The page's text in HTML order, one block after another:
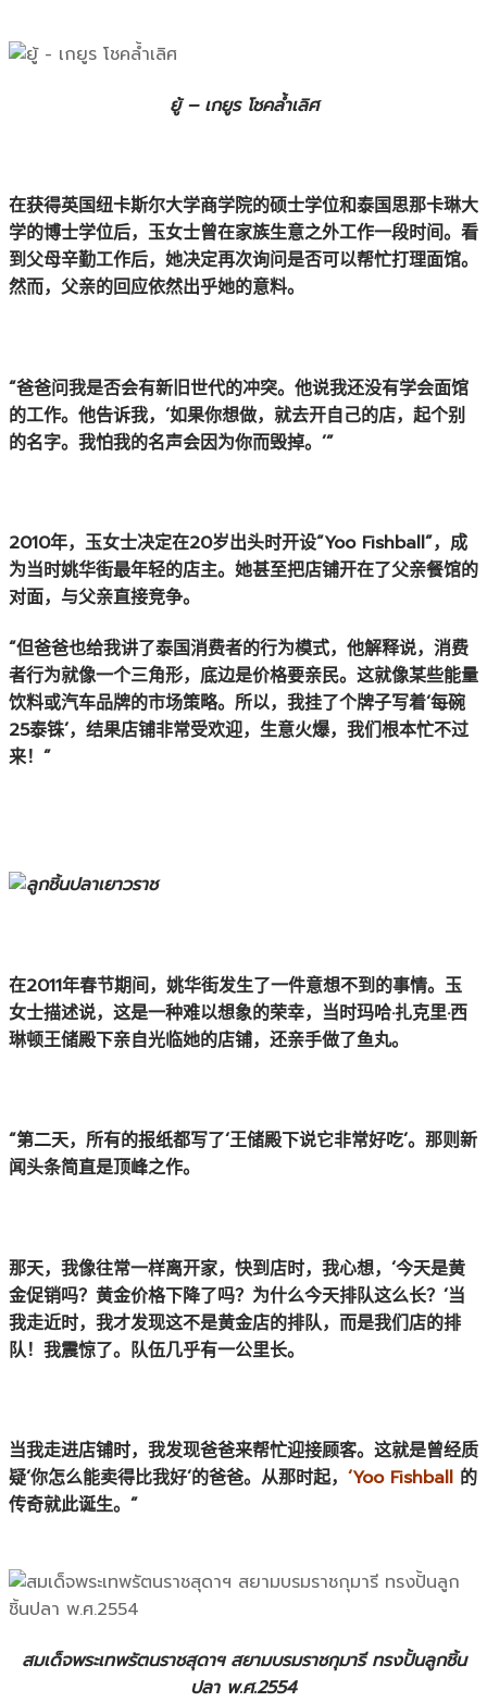
ยู้ – เกยูร โชคล้ำเลิศ
在获得英国纽卡斯尔大学商学院的硕士学位和泰国思那卡琳大
学的博士学位后，玉女士曾在家族生意之外工作一段时间。看
到父母辛勤工作后，她决定再次询问是否可以帮忙打理面馆。
然而，父亲的回应依然出乎她的意料。
“爸爸问我是否会有新旧世代的冲突。他说我还没有学会面馆
的工作。他告诉我，‘如果你想做，就去开自己的店，起个别
的名字。我怕我的名声会因为你而毁掉。’”
2010年，玉女士决定在20岁出头时开设“Yoo Fishball”，成
为当时姚华街最年轻的店主。她甚至把店铺开在了父亲餐馆的
对面，与父亲直接竞争。
“但爸爸也给我讲了泰国消费者的行为模式，他解释说，消费
者行为就像一个三角形，底边是价格要亲民。这就像某些能量
饮料或汽车品牌的市场策略。所以，我挂了个牌子写着‘每碗
25泰铢’，结果店铺非常受欢迎，生意火爆，我们根本忙不过
来！”
在2011年春节期间，姚华街发生了一件意想不到的事情。玉
女士描述说，这是一种难以想象的荣幸，当时玛哈·扎克里·西
琳顿王储殿下亲自光临她的店铺，还亲手做了鱼丸。
“第二天，所有的报纸都写了‘王储殿下说它非常好吃’。那则新
闻头条简直是顶峰之作。
那天，我像往常一样离开家，快到店时，我心想，‘今天是黄
金促销吗？黄金价格下降了吗？为什么今天排队这么长？’当
我走近时，我才发现这不是黄金店的排队，而是我们店的排
队！我震惊了。队伍几乎有一公里长。
当我走进店铺时，我发现爸爸来帮忙迎接顾客。这就是曾经质
疑‘你怎么能卖得比我好’的爸爸。从那时起， ‘Yoo Fishball 的
传奇就此诞生。”
สมเด็จพระเทพรัตนราชสุดาฯ สยามบรมราชกุมารี ทรงปั้นลูกชิ้น
ปลา พ.ศ.2554